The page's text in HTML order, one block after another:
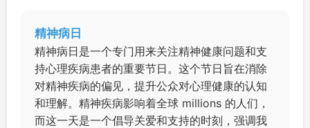
精神病日
精神病日是一个专门用来关注精神健康问题和支
持心理疾病患者的重要节日。这个节日旨在消除
对精神疾病的偏见，提升公众对心理健康的认知
和理解。精神疾病影响着全球 millions 的人们，
而这一天是一个倡导关爱和支持的时刻，强调我